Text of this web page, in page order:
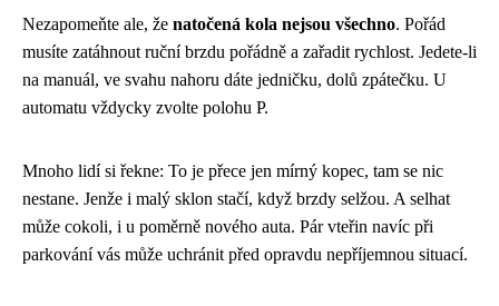
Nezapomeňte ale, že natočená kola nejsou všechno. Pořád
musíte zatáhnout ruční brzdu pořádně a zařadit rychlost. Jedete-li
na manuál, ve svahu nahoru dáte jedničku, dolů zpátečku. U
automatu vždycky zvolte polohu P.
Mnoho lidí si řekne: To je přece jen mírný kopec, tam se nic
nestane. Jenže i malý sklon stačí, když brzdy selžou. A selhat
může cokoli, i u poměrně nového auta. Pár vteřin navíc při
parkování vás může uchránit před opravdu nepříjemnou situací.